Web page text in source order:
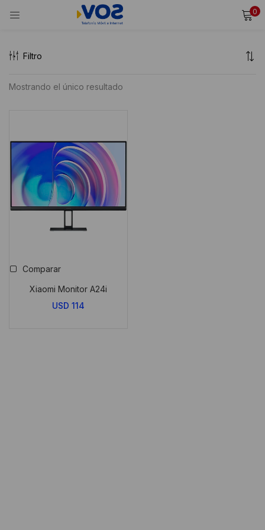
0
INICIAR SESIÓN
Ingresa tu usuario y contraseña para iniciar sesión.
Iniciar Sesión
¿Olvidaste tu contraseña?
Filtro
Mostrando el único resultado
Comparar
Xiaomi Monitor A24i
USD 114